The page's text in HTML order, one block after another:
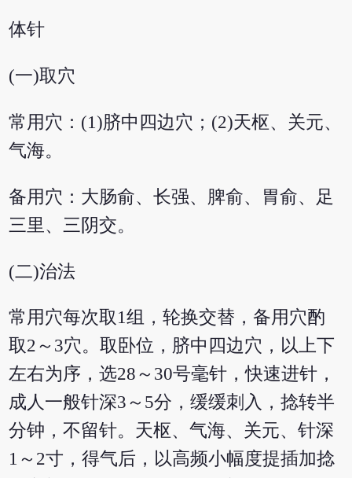
体针
(一)取穴
常用穴：(1)脐中四边穴；(2)天枢、关元、
气海。
备用穴：大肠俞、长强、脾俞、胃俞、足
三里、三阴交。
(二)治法
常用穴每次取1组，轮换交替，备用穴酌
取2～3穴。取卧位，脐中四边穴，以上下
左右为序，选28～30号毫针，快速进针，
成人一般针深3～5分，缓缓刺入，捻转半
分钟，不留针。天枢、气海、关元、针深
1～2寸，得气后，以高频小幅度提插加捻